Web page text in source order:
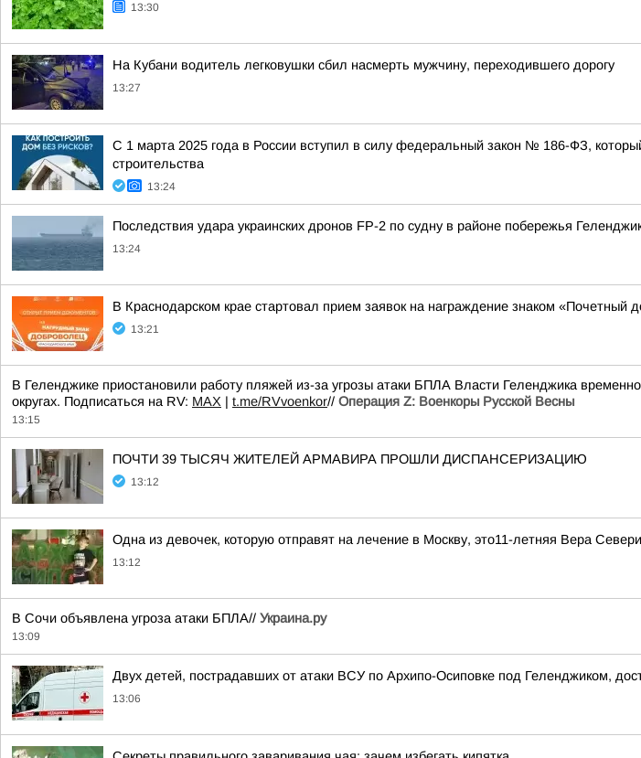
13:30
На Кубани водитель легковушки сбил насмерть мужчину, переходившего дорогу
13:27
С 1 марта 2025 года в России вступил в силу федеральный закон № 186-ФЗ,
строительства
13:24
Последствия удара украинских дронов FP-2 по судну в районе побережья
13:24
В Краснодарском крае стартовал прием заявок на награждение знаком «Почетный
13:21
В Геленджике приостановили работу пляжей из-за угрозы атаки БПЛА Власти Геленджика
округах. Подписаться на RV: MAX | t.me/RVvoenkor// Операция Z: Военкоры Русской Весны
13:15
ПОЧТИ 39 ТЫСЯЧ ЖИТЕЛЕЙ АРМАВИРА ПРОШЛИ ДИСПАНСЕРИЗАЦИЮ
13:12
Одна из девочек, которую отправят на лечение в Москву, это11-летняя Вера
13:12
В Сочи объявлена угроза атаки БПЛА// Украина.ру
13:09
Двух детей, пострадавших от атаки ВСУ по Архипо-Осиповке под Геленджиком,
13:06